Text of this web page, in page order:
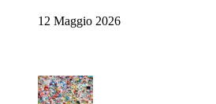
12 Maggio 2026